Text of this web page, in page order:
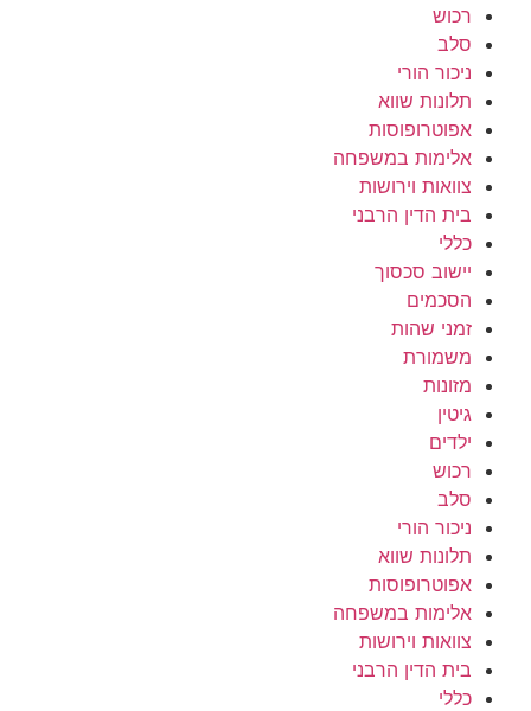
רכוש
סלב
ניכור הורי
תלונות שווא
אפוטרופוסות
אלימות במשפחה
צוואות וירושות
בית הדין הרבני
כללי
יישוב סכסוך
הסכמים
זמני שהות
משמורת
מזונות
גיטין
ילדים
רכוש
סלב
ניכור הורי
תלונות שווא
אפוטרופוסות
אלימות במשפחה
צוואות וירושות
בית הדין הרבני
כללי